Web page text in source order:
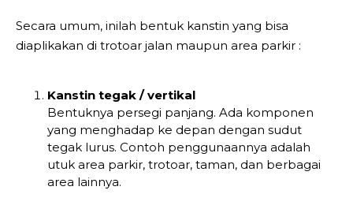
Secara umum, inilah bentuk kanstin yang bisa
diaplikakan di trotoar jalan maupun area parkir :
Kanstin tegak / vertikal
Bentuknya persegi panjang. Ada komponen
yang menghadap ke depan dengan sudut
tegak lurus. Contoh penggunaannya adalah
utuk area parkir, trotoar, taman, dan berbagai
area lainnya.